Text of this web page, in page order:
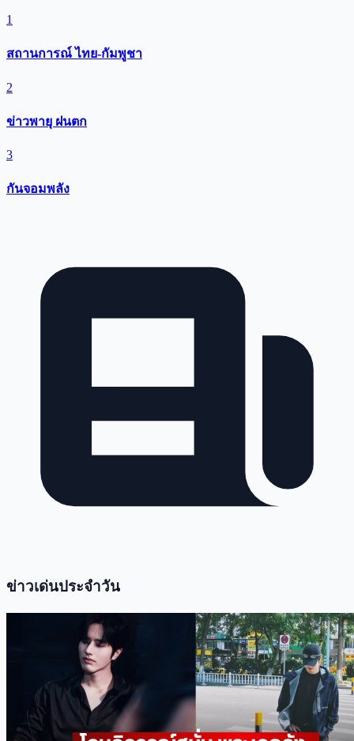
1
สถานการณ์ ไทย-กัมพูชา
2
ข่าวพายุ ฝนตก
3
กันจอมพลัง
ข่าวเด่นประจำวัน